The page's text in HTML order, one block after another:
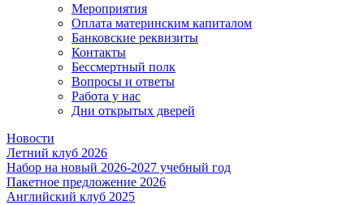
Мероприятия
Оплата материнским капиталом
Банковские реквизиты
Контакты
Бессмертный полк
Вопросы и ответы
Работа у нас
Дни открытых дверей
Новости
Летний клуб 2026
Набор на новый 2026-2027 учебный год
Пакетное предложение 2026
Английский клуб 2025